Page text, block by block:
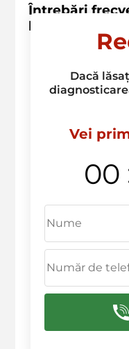
Întrebări
bumperului
Care sunt
include
suprafeței,
posterior?–
funcție de
poatevopsi
vopsirea
vopsele de
un aspect
Oferiți
Oferim
Ce culori
Dacă
Vei
00